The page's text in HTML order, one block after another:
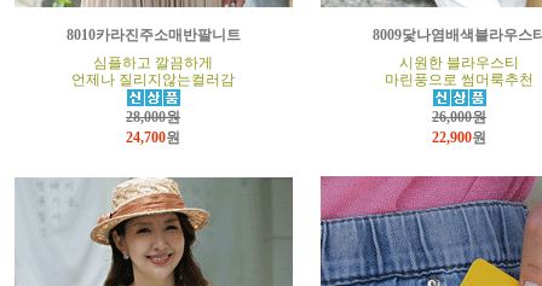
8010카라진주소매반팔니트
심플하고 깔끔하게
언제나 질리지않는컬러감
28,000원
24,700원
8009닻나염배색블라우스
시원한 블라우스티
마린풍으로 썸머룩추천
26,000원
22,900원